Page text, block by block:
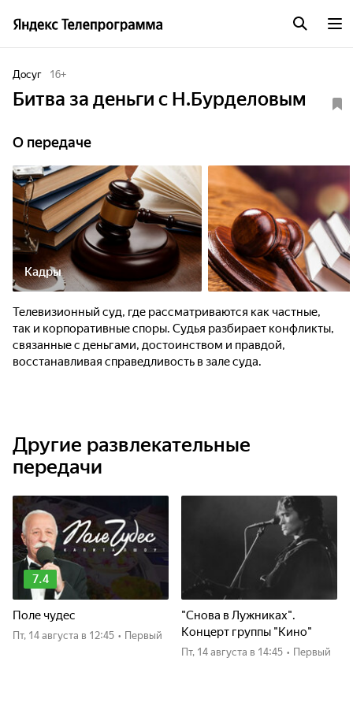
Досуг 16+
Битва за деньги с Н.Бурделовым
О передаче
Кадры
Телевизионный суд, где рассматриваются как частные,
так и корпоративные споры. Судья разбирает конфликты,
связанные с деньгами, достоинством и правдой,
восстанавливая справедливость в зале суда.
Другие развлекательные
передачи
7.4
Поле чудес
пт, 14 августа в 12:45 • Первый
"Снова в Лужниках".
Концерт группы "Кино"
пт, 14 августа в 14:45 • Первый